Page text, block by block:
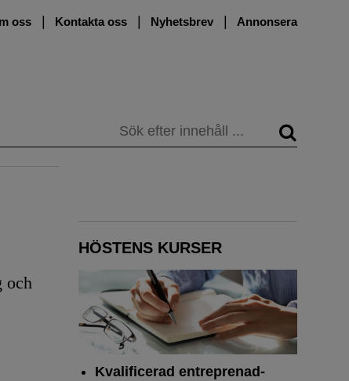
oss Kontakta oss Nyhetsbrev Annonsera
Sök
och
HÖSTENS KURSER
Kvalificerad entreprenad­